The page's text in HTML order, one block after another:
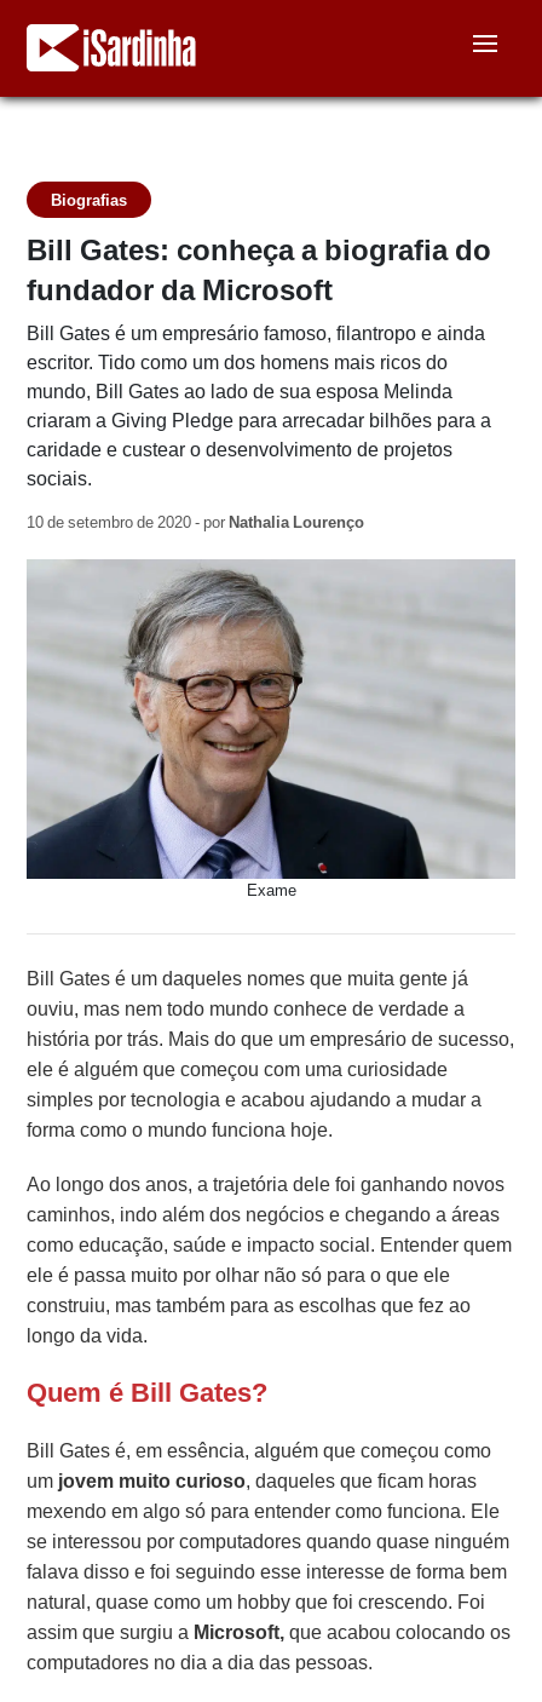
Biografias
Bill Gates: conheça a biografia do
fundador da Microsoft
Bill Gates é um empresário famoso, filantropo e ainda
escritor. Tido como um dos homens mais ricos do
mundo, Bill Gates ao lado de sua esposa Melinda
criaram a Giving Pledge para arrecadar bilhões para a
caridade e custear o desenvolvimento de projetos
sociais.
10 de setembro de 2020 - por Nathalia Lourenço
Exame
Bill Gates é um daqueles nomes que muita gente já
ouviu, mas nem todo mundo conhece de verdade a
história por trás. Mais do que um empresário de sucesso,
ele é alguém que começou com uma curiosidade
simples por tecnologia e acabou ajudando a mudar a
forma como o mundo funciona hoje.
Ao longo dos anos, a trajetória dele foi ganhando novos
caminhos, indo além dos negócios e chegando a áreas
como educação, saúde e impacto social. Entender quem
ele é passa muito por olhar não só para o que ele
construiu, mas também para as escolhas que fez ao
longo da vida.
Quem é Bill Gates?
Bill Gates é, em essência, alguém que começou como
um jovem muito curioso, daqueles que ficam horas
mexendo em algo só para entender como funciona. Ele
se interessou por computadores quando quase ninguém
falava disso e foi seguindo esse interesse de forma bem
natural, quase como um hobby que foi crescendo. Foi
assim que surgiu a Microsoft,que acabou colocando os
computadores no dia a dia das pessoas.